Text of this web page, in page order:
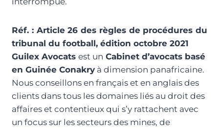
Réf. : Article 26 des règles de procédures du
tribunal du football, édition octobre 2021
Guilex Avocats est un Cabinet d’avocats basé
en Guinée Conakry à dimension panafricaine.
Nous conseillons en français et en anglais des
clients dans tous les domaines liés au droit des
affaires et contentieux qui s’y rattachent avec
un focus sur les secteurs des mines, de